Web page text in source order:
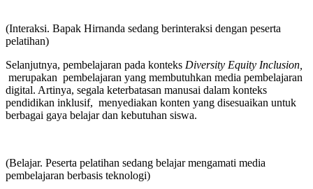
(Interaksi. Bapak Hirnanda sedang berinteraksi dengan peserta
pelatihan)
Selanjutnya, pembelajaran pada konteks Diversity Equity Inclusion,
merupakan pembelajaran yang membutuhkan media pembelajaran
digital. Artinya, segala keterbatasan manusai dalam konteks
pendidikan inklusif, menyediakan konten yang disesuaikan untuk
berbagai gaya belajar dan kebutuhan siswa.
(Belajar. Peserta pelatihan sedang belajar mengamati media
pembelajaran berbasis teknologi)